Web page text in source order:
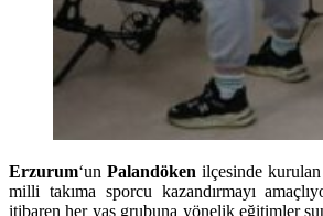
Erzurum‘un Palandöken ilçesinde
milli takıma sporcu kazandırmayı
itibaren her yaş grubuna yönelik eğitimler